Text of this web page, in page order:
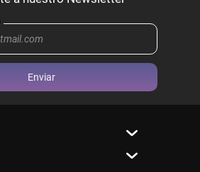
Enviar